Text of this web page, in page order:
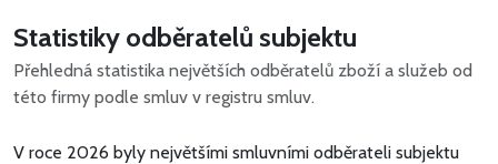
Statistiky odběratelů subjektu
Přehledná statistika největších odběratelů zboží a služeb od
této firmy podle smluv v registru smluv.
V roce 2026 byly největšími smluvními odběrateli subjektu